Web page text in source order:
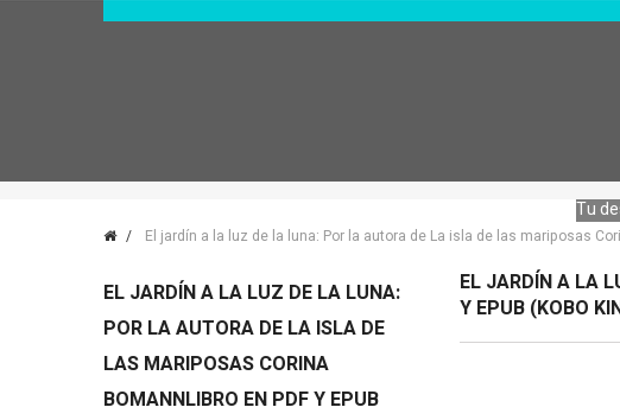
Tu
El jardín a la luz de la luna: Por la autora de La isla de las mariposas
EL JARDÍN A LA LUZ DE LA LUNA:
POR LA AUTORA DE LA ISLA DE
LAS MARIPOSAS CORINA
BOMANNLIBRO EN PDF Y EPUB
EL JARDÍN A LA
Y EPUB (KOBO